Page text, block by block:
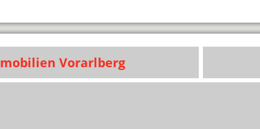
Vorarlberg